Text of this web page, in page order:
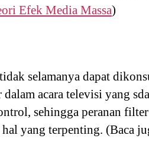
Efek Media Massa)
selamanya dapat
acara televisi yang
sehingga peranan
yang terpenting. (Baca